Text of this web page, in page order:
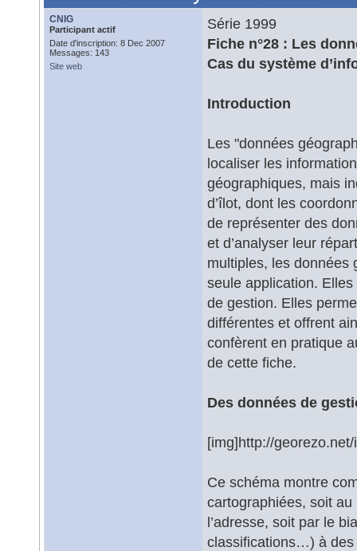
CNIG
Participant actif
Date d'inscription: 8 Dec 2007
Messages: 143
Site web
Série 1999
Fiche n°28 : Les
Cas du système
Introduction
Les "données
localiser les
géographiques, mais
d’îlot, dont les
de représenter des
et d’analyser leur
multiples, les données
seule application.
de gestion. Elles
différentes et offrent
confèrent en pratique
de cette fiche.
Des données de
[img]http://
Ce schéma montre
cartographiées, soit
l’adresse, soit par le
classifications…) à des